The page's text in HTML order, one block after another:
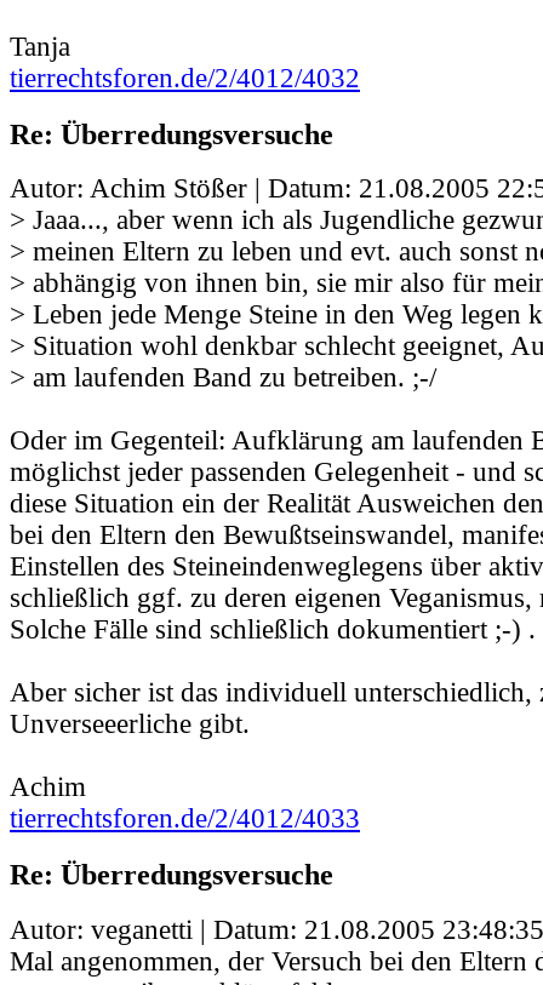
Tanja
tierrechtsforen.de/2/4012/4032
Re: Überredungsversuche
Autor: Achim Stößer | Datum: 21.08.2005
> Jaaa..., aber wenn ich als Jugendliche
> meinen Eltern zu leben und evt. auch sonst
> abhängig von ihnen bin, sie mir also für
> Leben jede Menge Steine in den Weg legen
> Situation wohl denkbar schlecht geeignet,
> am laufenden Band zu betreiben. ;-/
Oder im Gegenteil: Aufklärung am laufenden
möglichst jeder passenden Gelegenheit - und
diese Situation ein der Realität Ausweichen
bei den Eltern den Bewußtseinswandel,
Einstellen des Steineindenweglegens über
schließlich ggf. zu deren eigenen
Solche Fälle sind schließlich dokumentiert ;-) .
Aber sicher ist das individuell unterschiedlich,
Unverseeerliche gibt.
Achim
tierrechtsforen.de/2/4012/4033
Re: Überredungsversuche
Autor: veganetti | Datum: 21.08.2005 23:48:35
Mal angenommen, der Versuch bei den